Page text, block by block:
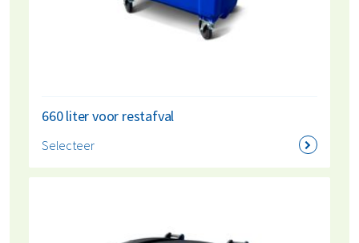
660 liter voor restafval
Selecteer